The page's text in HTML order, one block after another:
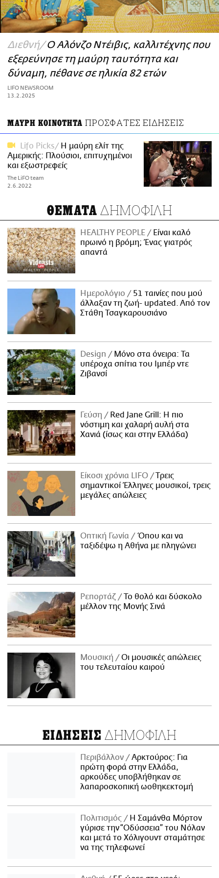
ΑΜΠΑ
PRINT
Διεθνή Ο Αλόνζο Ντέιβις, καλλιτέχνης που
εξερεύνησε τη μαύρη ταυτότητα και
δύναμη, πέθανε σε ηλικία 82 ετών
LIFO NEWSROOM
13.2.2025
ΜΑΥΡΗ ΚΟΙΝΟΤΗΤΑ ΠΡΟΣΦΑΤΕΣ ΕΙΔΗΣΕΙΣ
Lifo Picks
Η μαύρη ελίτ της
Αμερικής: Πλούσιοι, επιτυχημένοι
και εξωστρεφείς
The LiFO team
2.6.2022
ΘΕΜΑΤΑ ΔΗΜΟΦΙΛΗ
HEALTHY PEOPLE
Είναι καλό
πρωινό η βρόμη; Ένας γιατρός
απαντά
Ημερολόγιο
51 ταινίες που μού
άλλαξαν τη ζωή- updated. Aπό τον
Στάθη Τσαγκαρουσιάνο
Design
Μόνο στα όνειρα: Τα
υπέροχα σπίτια του Ιμπέρ ντε
Ζιβανσί
Γεύση
Red Jane Grill: Η πιο
νόστιμη και χαλαρή αυλή στα
Χανιά (ίσως και στην Ελλάδα)
Είκοσι χρόνια LIFO
Tρεις
σημαντικοί Έλληνες μουσικοί, τρεις
μεγάλες απώλειες
Οπτική Γωνία
Όπου και να
ταξιδέψω η Αθήνα με πληγώνει
Ρεπορτάζ
Το θολό και δύσκολο
μέλλον της Μονής Σινά
Μουσική
Οι μουσικές απώλειες
του τελευταίου καιρού
ΕΙΔΗΣΕΙΣ ΔΗΜΟΦΙΛΗ
Περιβάλλον
Αρκτούρος: Για
πρώτη φορά στην Ελλάδα,
αρκούδες υποβλήθηκαν σε
λαπαροσκοπική ωοθηκεκτομή
Πολιτισμός
Η Σαμάνθα Μόρτον
γύρισε την “Οδύσσεια” του Νόλαν
και μετά το Χόλιγουντ σταμάτησε
να της τηλεφωνεί